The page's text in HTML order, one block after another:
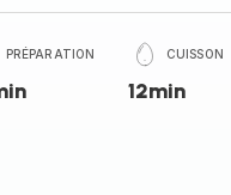
PRÉPARATION CUISSON
12min